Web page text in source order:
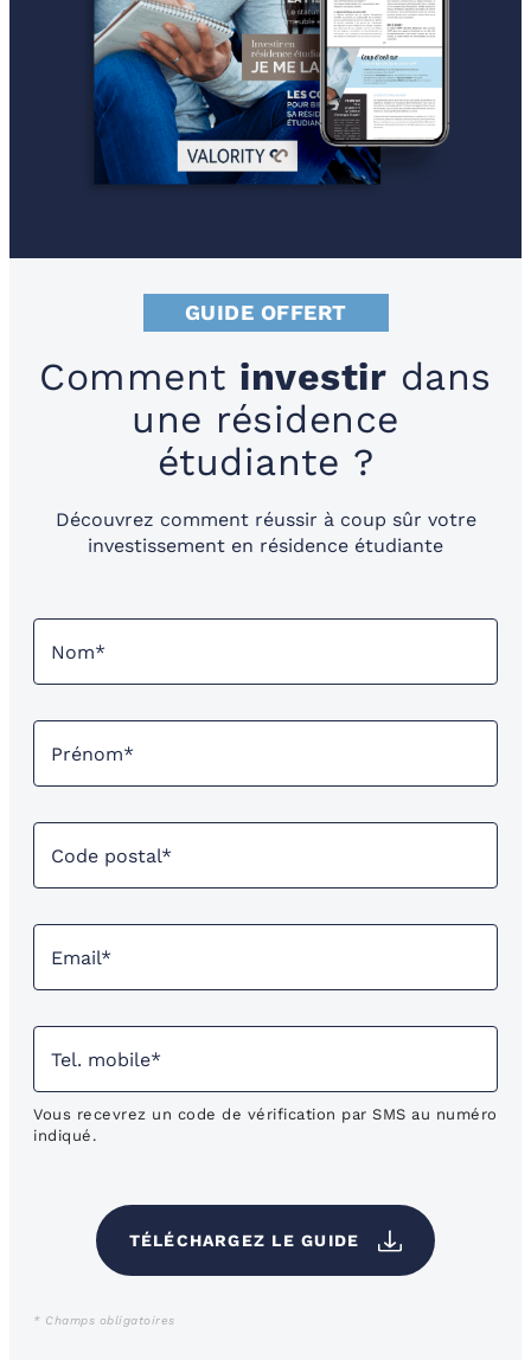
GUIDE OFFERT
Comment investir dans
une résidence
étudiante ?
Découvrez comment réussir à coup sûr votre
investissement en résidence étudiante
Vous recevrez un code de vérification par SMS au numéro
indiqué.
TÉLÉCHARGEZ LE GUIDE
* Champs obligatoires